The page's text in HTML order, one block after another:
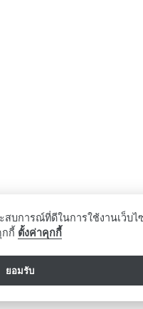
บการณ์ที่ดีในการใช้งานเว็บไ
กกี้ ตั้งค่าคุกกี้
ยอมรับ